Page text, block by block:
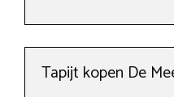
Tapijt kopen De